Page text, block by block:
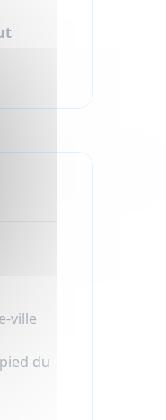
ville
du